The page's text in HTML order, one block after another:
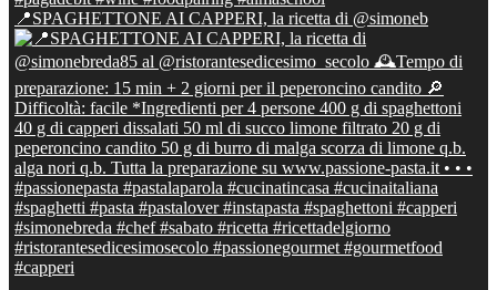
📍SPAGHETTONE AI CAPPERI, la ricetta di @simoneb